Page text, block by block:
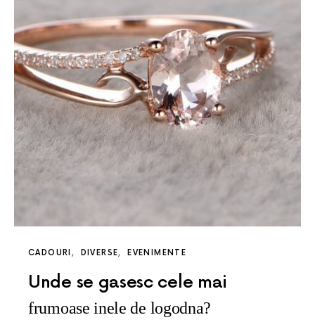
CADOURI DIVERSE EVENIMENTE
Unde se gasesc cele mai
frumoase inele de logodna?